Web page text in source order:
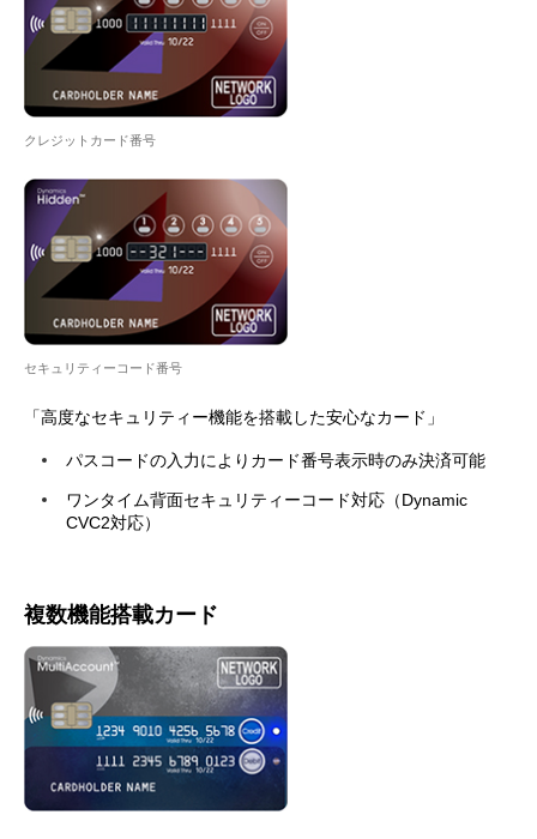
クレジットカード番号
セキュリティーコード番号
「高度なセキュリティー機能を搭載した安心なカード」
パスコードの入力によりカード番号表示時のみ決済可能
ワンタイム背面セキュリティーコード対応（Dynamic
CVC2対応）
複数機能搭載カード